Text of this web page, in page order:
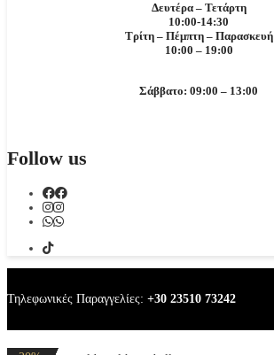
Δευτέρα – Τετάρτη
10:00-14:30
Τρίτη – Πέμπτη – Παρασκευή
10:00 – 19:00
Σάββατο: 09:00 – 13:00
Follow us
Τηλεφωνικές Παραγγελίες: +30 23510 73242